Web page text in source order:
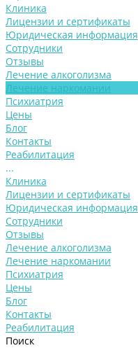
Клиника
Лицензии и сертификаты
Юридическая информация
Сотрудники
Отзывы
Лечение алкоголизма
Лечение наркомании
Психиатрия
Цены
Блог
Контакты
Реабилитация
...
Клиника
Лицензии и сертификаты
Юридическая информация
Сотрудники
Отзывы
Лечение алкоголизма
Лечение наркомании
Психиатрия
Цены
Блог
Контакты
Реабилитация
Поиск